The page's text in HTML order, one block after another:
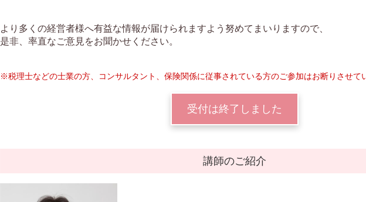
より多くの経営者様へ有益な情報が届けられますよう努めてまいりますので、
是非、率直なご意見をお聞かせください。
※税理士などの士業の方、コンサルタント、保険関係に従事されている方のご参加はお断りさせて
受付は終了しました
講師のご紹介